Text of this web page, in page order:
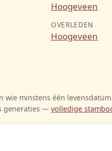
Hoogeveen
OVERLEDEN
Hoogeveen
wie minstens één
generaties — volledige